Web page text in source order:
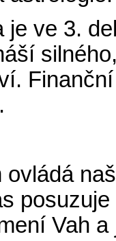
je ve 3.
ovládá
Vah